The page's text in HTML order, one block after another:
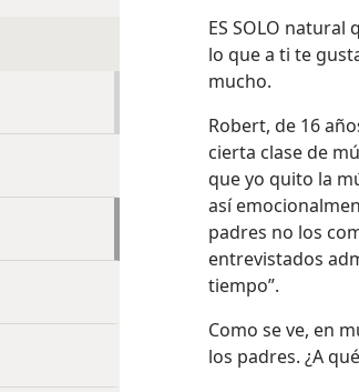
ES SOLO
lo que a ti te
mucho.
Robert, de 16
cierta clase de
que yo quito la
así
padres no los
entrevistados
tiempo”.
Como se ve, en
los padres. ¿A